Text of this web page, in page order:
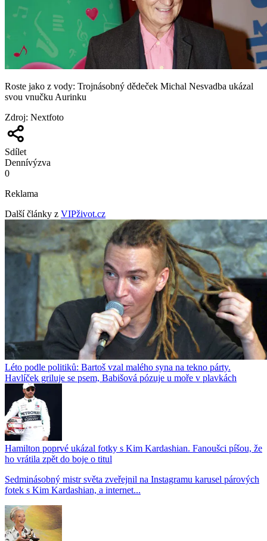
Roste jako z vody: Trojnásobný dědeček Michal Nesvadba ukázal
svou vnučku Aurinku
Zdroj: Nextfoto
Sdílet
Dennívýzva
0
Reklama
Další články z VIPživot.cz
Léto podle politiků: Bartoš vzal malého syna na tekno párty.
Havlíček griluje se psem, Babišová pózuje u moře v plavkách
Hamilton poprvé ukázal fotky s Kim Kardashian. Fanoušci píšou, že
ho vrátila zpět do boje o titul
Sedminásobný mistr světa zveřejnil na Instagramu karusel párových
fotek s Kim Kardashian, a internet...